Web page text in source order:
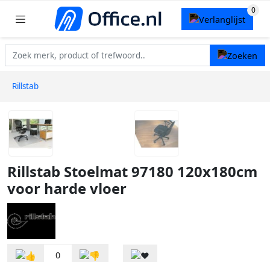
Rillstab
Rillstab Stoelmat 97180 120x180cm
voor harde vloer
0